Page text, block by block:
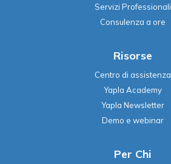
Servizi Professionali
Consulenza a ore
Risorse
Centro di assistenza
Yapla Academy
Yapla Newsletter
Demo e webinar
Per Chi